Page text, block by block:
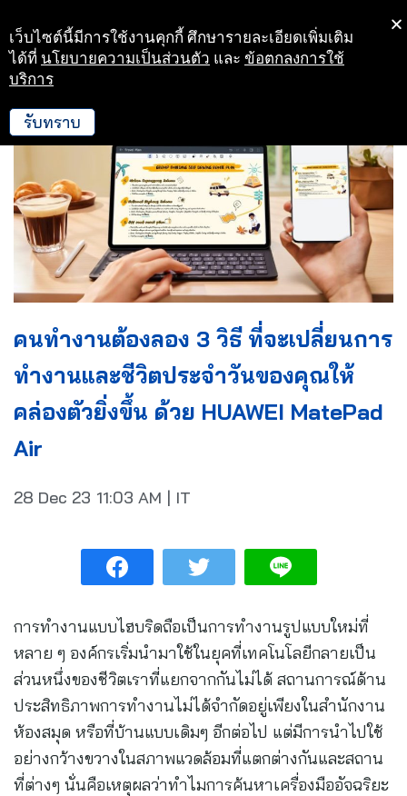
Skip
to
คนทำงานต้องลอง 3 วิธี ที่จะเปลี่ยนการ
ทำงานและชีวิตประจำวันของคุณให้
คล่องตัวยิ่งขึ้น ด้วย HUAWEI MatePad
Air
28 Dec 23 11:03 AM | IT
การทำงานแบบไฮบริดถือเป็นการทำงานรูปแบบใหม่ที่
หลาย ๆ องค์กรเริ่มนำมาใช้ในยุคที่เทคโนโลยีกลายเป็น
ส่วนหนึ่งของชีวิตเราที่แยกจากกันไม่ได้ สถานการณ์ด้าน
ประสิทธิภาพการทำงานไม่ได้จำกัดอยู่เพียงในสำนักงาน
ห้องสมุด หรือที่บ้านแบบเดิมๆ อีกต่อไป แต่มีการนำไปใช้
อย่างกว้างขวางในสภาพแวดล้อมที่แตกต่างกันและสถาน
ที่ต่างๆ นั่นคือเหตุผลว่าทำไมการค้นหาเครื่องมืออัจฉริยะ
เว็บไซต์นี้มีการใช้งานคุกกี้ ศึกษารายละเอียดเพิ่มเติม
ได้ที่ นโยบายความเป็นส่วนตัว และ ข้อตกลงการใช้
บริการ
รับทราบ